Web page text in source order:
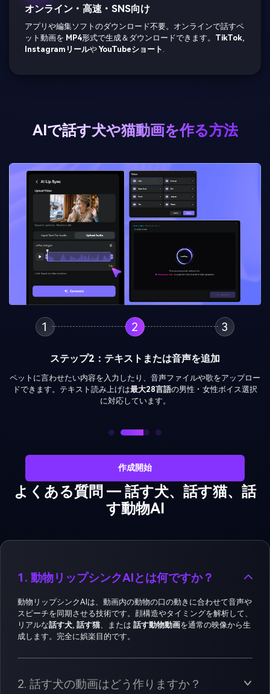
オンライン・高速・SNS向け
アプリや編集ソフトのダウンロード不要。オンラインで話すペ
ット動画を MP4形式で生成＆ダウンロードできます。 TikTok,
InstagramリールやYouTubeショート .
AIで話す犬や猫動画を作る方法
1 2 3
ステップ2：テキストまたは音声を追加
ペットに言わせたい内容を入力したり、音声ファイルや歌をアップロー
ドできます。テキスト読み上げは最大28言語の男性・女性ボイス選択
に対応しています。
作成開始
よくある質問 ― 話す犬、話す猫、話
す動物AI
1. 動物リップシンクAIとは何ですか？
動物リップシンクAIは、動画内の動物の口の動きに合わせて音声や
スピーチを同期させる技術です。顔構造やタイミングを解析して、
リアルな話す犬, 話す猫、または 話す動物動画を通常の映像から生
成します。完全に娯楽目的です。
2. 話す犬の動画はどう作りますか？